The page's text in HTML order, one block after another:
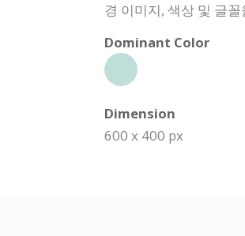
경 이미지, 색상 및 글
Dominant Color
Dimension
600 x 400 px